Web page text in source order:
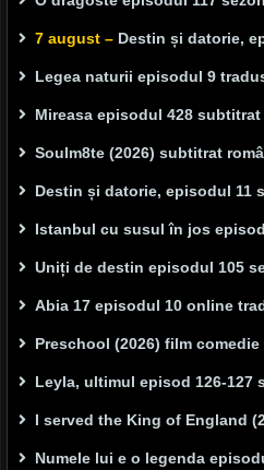
7 august – Destin și datorie,
Legea naturii episodul 9
Mireasa episodul 428 subtitrat
Soulm8te (2026) subtitrat
Destin și datorie, episodul 11
Istanbul cu susul în jos
Uniți de destin episodul 105
Abia 17 episodul 10 online
Preschool (2026) film comedie
Leyla, ultimul episod 126-127
I served the King of England
Numele lui e o legenda